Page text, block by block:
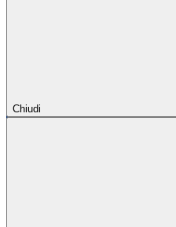
Chiudi